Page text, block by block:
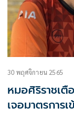
30 พฤศจิกายน 2565
หมอศิริราชเตื
เจอมาตรการเ